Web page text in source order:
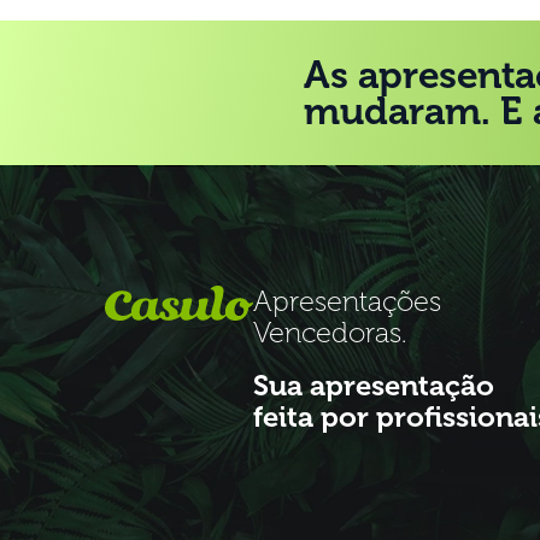
As
mudaram. E
Apresentações
Vencedoras.
Sua apresentação
feita por